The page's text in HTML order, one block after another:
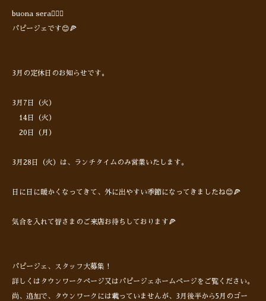
buona sera🙋🏻‍♂️
パピージェです😊🍕
3月の定休日のお知らせです。
3月7日（火）
14日（火）
20日（月）
3月28日（火）は、ランチタイムのみ営業いたします。
日に日に暖かくなってきて、外に出やすい季節になってきましたね😊🍕
気合を入れて皆さまのご来店お待ちしております🍕
パピージェ、スタッフ大募集！
詳しくはタウンワークページ又はパピージェホームページをご覧ください。
尚、追加で、タウンワークには載っていませんが、3月後半から5月のゴー